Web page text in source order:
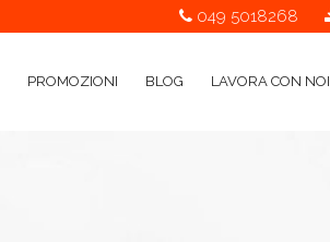
049 5018268
PROMOZIONI BLOG LAVORA CON NOI